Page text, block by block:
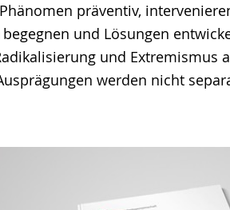
präventiv,
und Lösungen
und Extremismus
werden nicht